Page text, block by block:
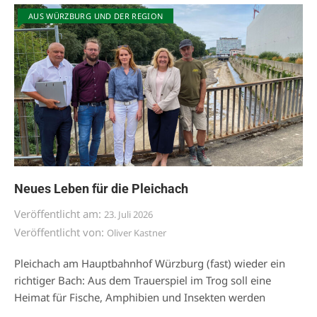
AUS WÜRZBURG UND DER REGION
Neues Leben für die Pleichach
Veröffentlicht am: 23. Juli 2026
Veröffentlicht von: Oliver Kastner
Pleichach am Hauptbahnhof Würzburg (fast) wieder ein
richtiger Bach: Aus dem Trauerspiel im Trog soll eine
Heimat für Fische, Amphibien und Insekten werden